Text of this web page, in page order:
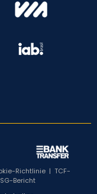
Richtlinie | TCF-
Bericht